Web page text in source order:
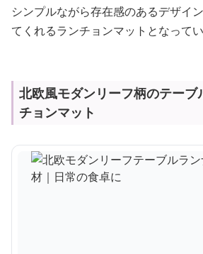
シンプルながら存在感のあるデザイ
てくれるランチョンマットとなってい
北欧風モダンリーフ柄のテーブ
チョンマット